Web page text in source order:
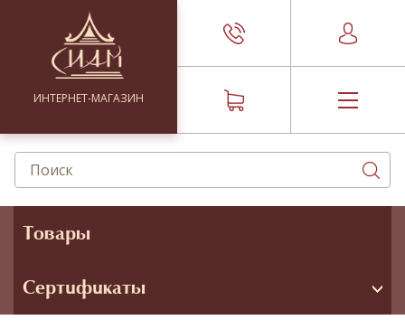
ИНТЕРНЕТ-МАГАЗИН
Товары
Сертификаты